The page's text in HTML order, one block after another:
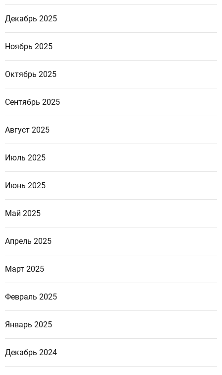
Декабрь 2025
Ноябрь 2025
Октябрь 2025
Сентябрь 2025
Август 2025
Июль 2025
Июнь 2025
Май 2025
Апрель 2025
Март 2025
Февраль 2025
Январь 2025
Декабрь 2024